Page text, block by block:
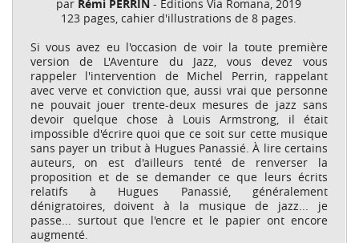
par Rémi PERRIN - Éditions Via Romana, 2019
123 pages, cahier d'illustrations de 8 pages.
Si vous avez eu l'occasion de voir la toute première
version de L'Aventure du Jazz, vous devez vous
rappeler l'intervention de Michel Perrin, rappelant
avec verve et conviction que, aussi vrai que personne
ne pouvait jouer trente-deux mesures de jazz sans
devoir quelque chose à Louis Armstrong, il était
impossible d'écrire quoi que ce soit sur cette musique
sans payer un tribut à Hugues Panassié. À lire certains
auteurs, on est d'ailleurs tenté de renverser la
proposition et de se demander ce que leurs écrits
relatifs à Hugues Panassié, généralement
dénigratoires, doivent à la musique de jazz... je
passe... surtout que l'encre et le papier ont encore
augmenté.